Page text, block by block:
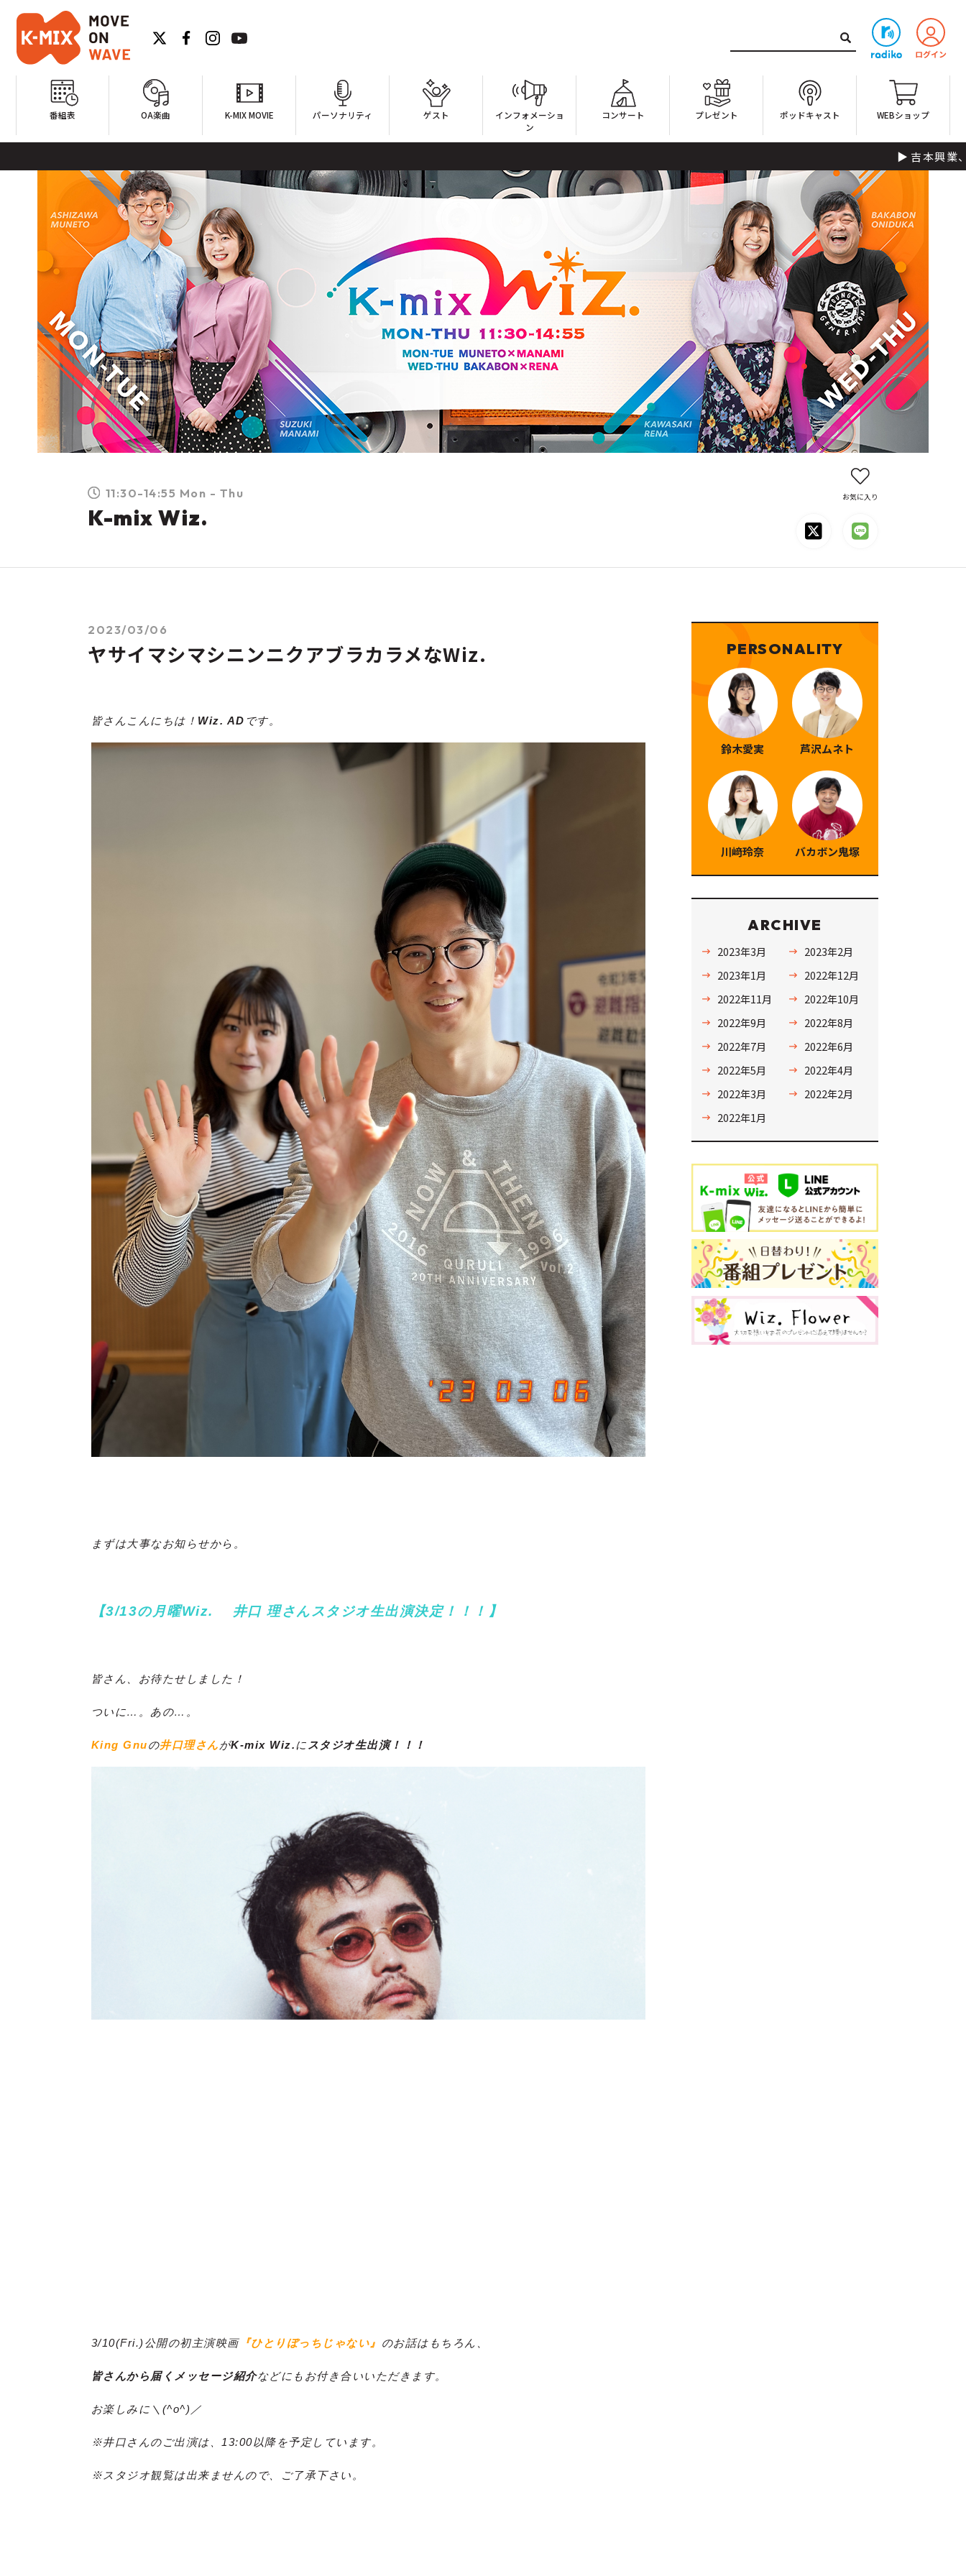
番組表 OA楽曲 K-MIX MOVIE パーソナリティ ゲスト
インフォメーショ
ン
コンサート プレゼント ポッドキャスト WEBショップ
吉本興業、静岡県住みます芸人
11:30-14:55 Mon - Thu
K-mix Wiz.
お気に入り
2023/03/06
ヤサイマシマシニンニクアブラカラメなWiz.
皆さんこんにちは！ Wiz. AD です。
まずは大事なお知らせから。
【3/13の月曜Wiz. 井口 理さんスタジオ生出演決定！！！ 】
皆さん、お待たせしました！
ついに…。あの…。
King Gnuの井口理さん がK-mix Wiz. に スタジオ生出演！！！
3/10(Fri.)公開の初主演映画『ひとりぼっちじゃない』 のお話はもちろん、
皆さんから届くメッセージ紹介などにもお付き合いいただきます。
お楽しみに＼(^o^)／
※井口さんのご出演は、13:00以降を予定しています。
※スタジオ観覧は出来ませんので、ご了承下さい。
PERSONALITY
鈴木愛実 芦沢ムネト
川﨑玲奈 バカボン鬼塚
ARCHIVE
2023年3月
2023年2月
2023年1月
2022年12月
2022年11月
2022年10月
2022年9月
2022年8月
2022年7月
2022年6月
2022年5月
2022年4月
2022年3月
2022年2月
2022年1月